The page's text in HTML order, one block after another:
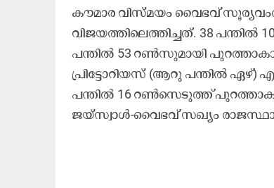
കൗമാര വിസ്മയം വൈഭവ്
വിജയത്തിലെത്തിച്ചത്. 38
പന്തിൽ 53 റൺസുമായി
പ്രിട്ടോറിയസ് (ആറു പന്തിൽ ഏഴ്)
പന്തിൽ 16 റൺസെടുത്ത്
ജയ്സ്വാൾ-വൈഭവ് സഖ്യം